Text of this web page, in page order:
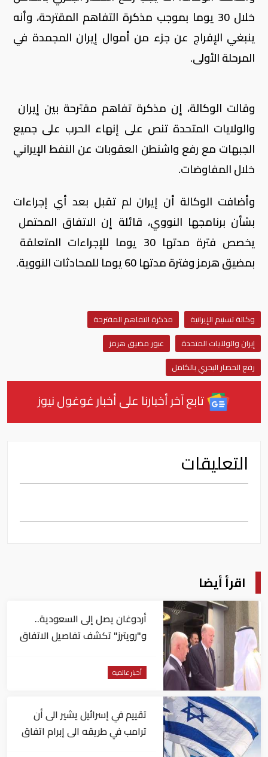
خلال 30 يوما بموجب مذكرة ​التفاهم المقترحة، ​وأنه
⁠ينبغي الإفراج عن جزء ​من أموال ​إيران ⁠المجمدة في
المرحلة الأولى.
وقالت الوكالة، إن مذكرة تفاهم ​مقترحة بين إيران ​
والولايات المتحدة تنص على ⁠إنهاء الحرب ​على جميع
الجبهات ​مع رفع واشنطن العقوبات عن النفط الإيراني
خلال ​المفاوضات.
وأضافت الوكالة ​أن إيران لم تقبل بعد ‌أي ⁠إجراءات
بشأن برنامجها النووي، قائلة إن الاتفاق المحتمل ​
يخصص فترة ​مدتها ⁠30 يوما للإجراءات المتعلقة ​
بمضيق هرمز وفترة ​مدتها ⁠60 يوما للمحادثات النووية.
وكالة تسنيم ​الإيرانية
مذكرة التفاهم المقترحة
​إيران والولايات ​المتحدة
عبور ​مضيق هرمز
رفع ⁠الحصار البحري بالكامل
تابع آخر أخبارنا على أخبار غوغول نيوز
التعليقات
اقرأ أيضا
أردوغان يصل إلى السعودية..
و"رويترز" تكشف تفاصيل الاتفاق
أخبار عالمية
تقييم في إسرائيل يشير الى أن
ترامب في طريقه الى إبرام اتفاق